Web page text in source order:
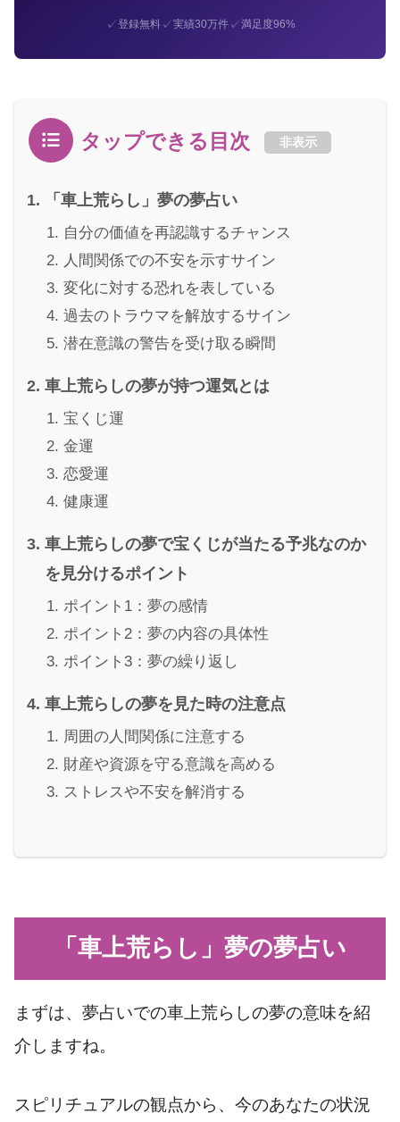
✓登録無料✓実績30万件✓満足度96%
タップできる目次 非表示
「車上荒らし」夢の夢占い
自分の価値を再認識するチャンス
人間関係での不安を示すサイン
変化に対する恐れを表している
過去のトラウマを解放するサイン
潜在意識の警告を受け取る瞬間
車上荒らしの夢が持つ運気とは
宝くじ運
金運
恋愛運
健康運
車上荒らしの夢で宝くじが当たる予兆なのか
を見分けるポイント
ポイント1：夢の感情
ポイント2：夢の内容の具体性
ポイント3：夢の繰り返し
車上荒らしの夢を見た時の注意点
周囲の人間関係に注意する
財産や資源を守る意識を高める
ストレスや不安を解消する
「車上荒らし」夢の夢占い
まずは、夢占いでの車上荒らしの夢の意味を紹
介しますね。
スピリチュアルの観点から、今のあなたの状況